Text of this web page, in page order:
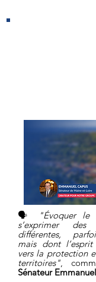
🗣
"Évoquer le
s’exprimer des
différentes,
mais dont
vers la protection
territoires",
Sénateur